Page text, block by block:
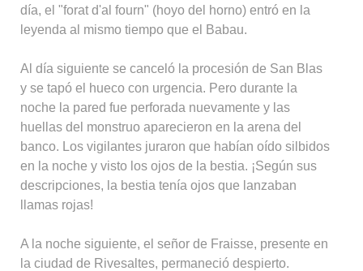
día, el "forat d'al fourn" (hoyo del horno) entró en la
leyenda al mismo tiempo que el Babau.
Al día siguiente se canceló la procesión de San Blas
y se tapó el hueco con urgencia. Pero durante la
noche la pared fue perforada nuevamente y las
huellas del monstruo aparecieron en la arena del
banco. Los vigilantes juraron que habían oído silbidos
en la noche y visto los ojos de la bestia. ¡Según sus
descripciones, la bestia tenía ojos que lanzaban
llamas rojas!
A la noche siguiente, el señor de Fraisse, presente en
la ciudad de Rivesaltes, permaneció despierto.